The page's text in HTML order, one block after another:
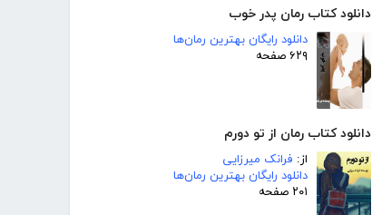
دانلود کتاب رمان پدر خوب
دانلود رایگان بهترین رمان‌ها
۶۲۹ صفحه
دانلود کتاب رمان از تو دورم
از: فرانک میرزایی
دانلود رایگان بهترین رمان‌ها
۲۰۱ صفحه